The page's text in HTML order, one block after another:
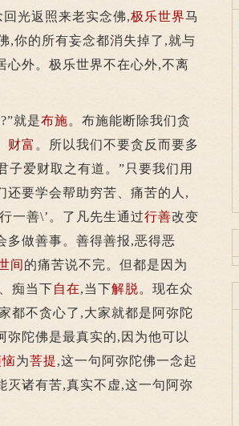
光返照来老实念佛,极乐世界马
,你的所有妄念都消失掉了,就与
心外。极乐世界不在心外,不离
就是布施。布施能断除我们贪
财富 。所以我们不要贪反而要多
子爱财取之有道。”只要我们用
还要学会帮助穷苦、痛苦的人,
一善\’。了凡先生通过行善改变
多做善事。善得善报,恶得恶
间 的痛苦说不完。但都是因为
痴当下自在,当下解脱。现在众
都不贪心了,大家就都是阿弥陀
弥陀佛是最真实的,因为他可以
为菩提,这一句阿弥陀佛一念起
灭诸有苦,真实不虚,这一句阿弥